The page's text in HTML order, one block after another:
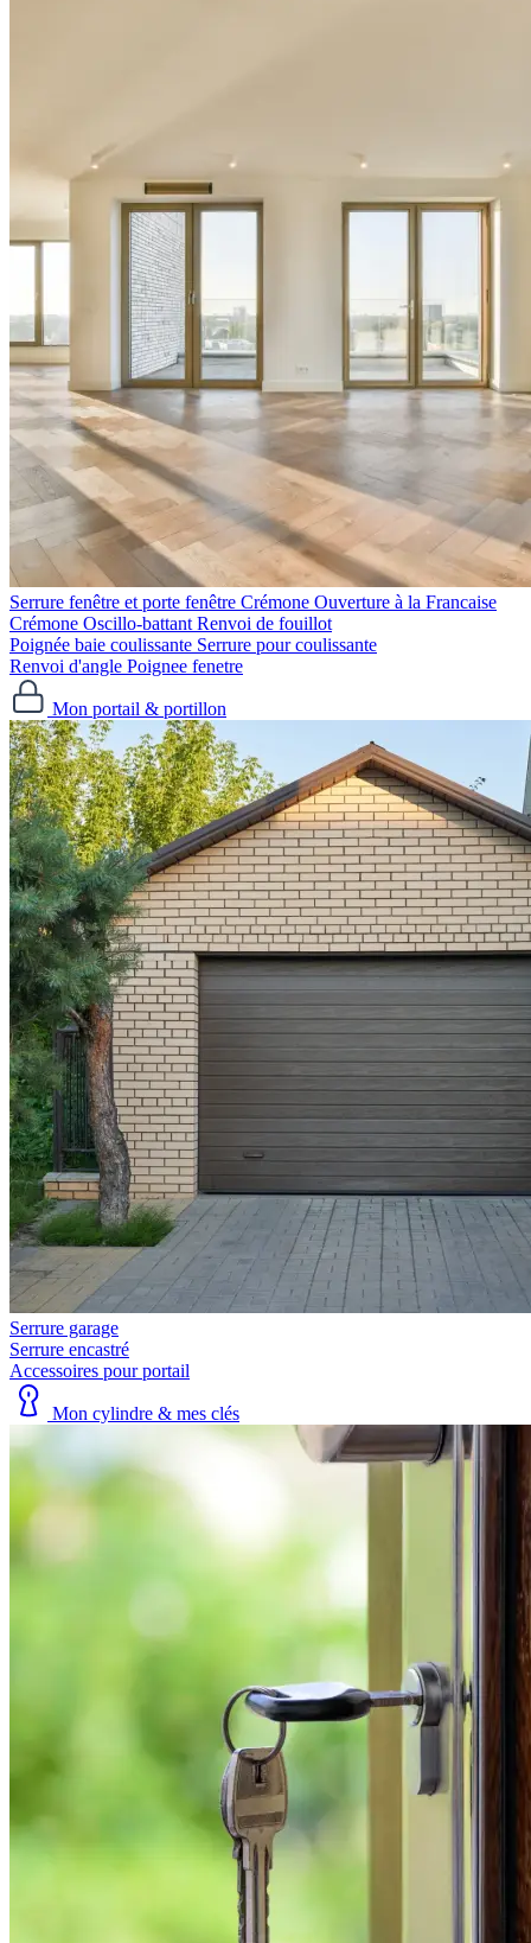
Serrure fenêtre et porte fenêtre Crémone Ouverture à la Francaise
Crémone Oscillo-battant Renvoi de fouillot
Poignée baie coulissante Serrure pour coulissante
Renvoi d'angle Poignee fenetre
Mon portail & portillon
Serrure garage
Serrure encastré
Accessoires pour portail
Mon cylindre & mes clés